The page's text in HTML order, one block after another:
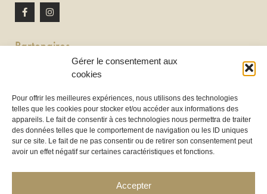
Gérer le consentement aux
cookies
Pour offrir les meilleures expériences, nous utilisons des technologies
telles que les cookies pour stocker et/ou accéder aux informations des
appareils. Le fait de consentir à ces technologies nous permettra de traiter
des données telles que le comportement de navigation ou les ID uniques
sur ce site. Le fait de ne pas consentir ou de retirer son consentement peut
avoir un effet négatif sur certaines caractéristiques et fonctions.
Accepter
Partenaires
Newton discomobile
Location de tireuse à bière :
Les Frères Brasseurs à Aucamville